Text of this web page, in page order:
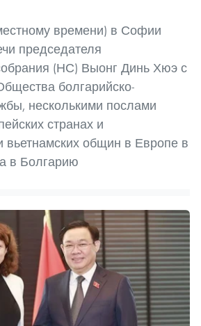
времени) в Софии
председателя
(НС) Выонг Динь Хюэ с
болгарийско-
несколькими послами
странах и
вьетнамских общин в Европе в
в Болгарию